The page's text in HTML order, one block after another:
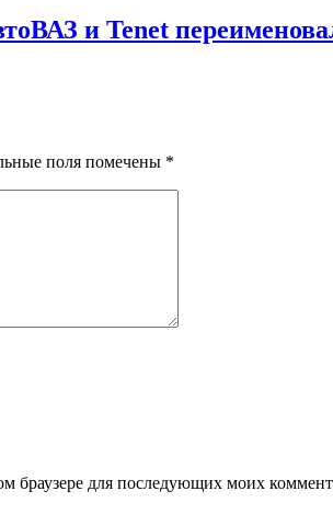
и Tenet
поля помечены *
браузере для последующих моих